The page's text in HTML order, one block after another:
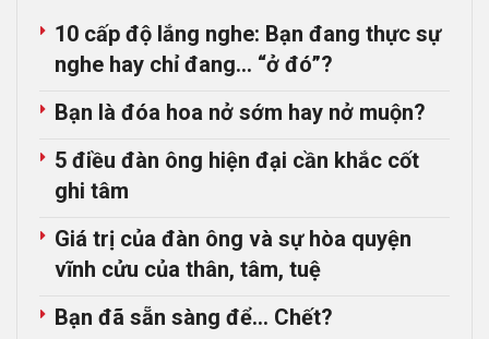
10 cấp độ lắng nghe: Bạn đang thực sự
nghe hay chỉ đang… “ở đó”?
Bạn là đóa hoa nở sớm hay nở muộn?
5 điều đàn ông hiện đại cần khắc cốt
ghi tâm
Giá trị của đàn ông và sự hòa quyện
vĩnh cửu của thân, tâm, tuệ
Bạn đã sẵn sàng để… Chết?